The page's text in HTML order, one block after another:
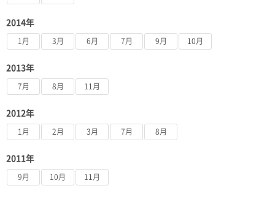
2014年
1月 3月 6月 7月 9月 10月
2013年
7月 8月 11月
2012年
1月 2月 3月 7月 8月
2011年
9月 10月 11月